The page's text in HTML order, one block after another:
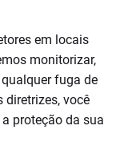
em locais
monitorizar,
fuga de
diretrizes, você
proteção da sua